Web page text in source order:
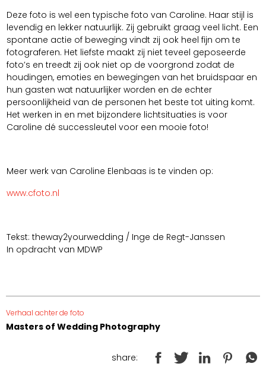
Deze foto is wel een typische foto van Caroline. Haar stijl is
levendig en lekker natuurlijk. Zij gebruikt graag veel licht. Een
spontane actie of beweging vindt zij ook heel fijn om te
fotograferen. Het liefste maakt zij niet teveel geposeerde
foto’s en treedt zij ook niet op de voorgrond zodat de
houdingen, emoties en bewegingen van het bruidspaar en
hun gasten wat natuurlijker worden en de echter
persoonlijkheid van de personen het beste tot uiting komt.
Het werken in en met bijzondere lichtsituaties is voor
Caroline dé successleutel voor een mooie foto!
Meer werk van Caroline Elenbaas is te vinden op:
www.cfoto.nl
Tekst: theway2yourwedding / Inge de Regt-Janssen
In opdracht van MDWP
Verhaal achter de foto
Masters of Wedding Photography
share: